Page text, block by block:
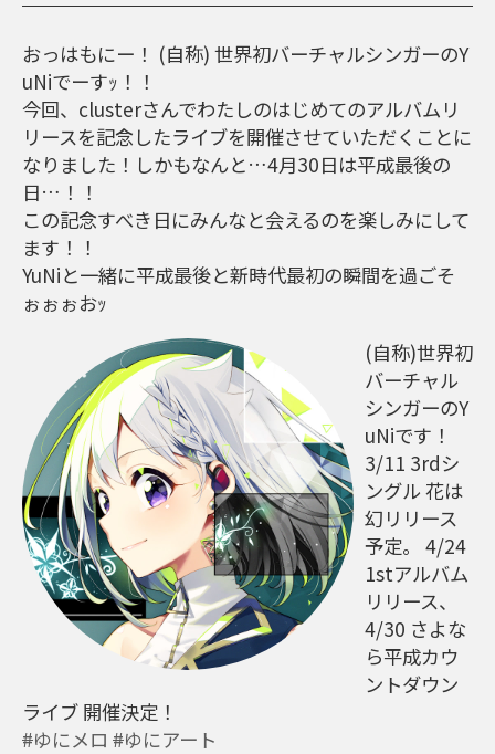
おっはもにー！ (自称) 世界初バーチャルシンガーのY
uNiでーすｯ！！
今回、clusterさんでわたしのはじめてのアルバムリ
リースを記念したライブを開催させていただくことに
なりました！しかもなんと…4月30日は平成最後の
日…！！
この記念すべき日にみんなと会えるのを楽しみにして
ます！！
YuNiと一緒に平成最後と新時代最初の瞬間を過ごそ
ぉぉぉおｯ
(自称)世界初
バーチャル
シンガーのY
uNiです！
3/11 3rdシ
ングル 花は
幻リリース
予定。 4/24
1stアルバム
リリース、
4/30 さよな
ら平成カウ
ントダウン
ライブ 開催決定！
#ゆにメロ #ゆにアート